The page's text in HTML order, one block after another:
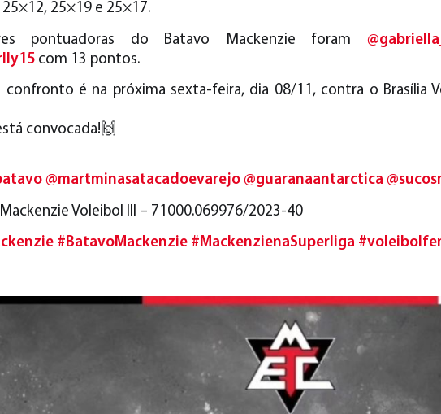
25×12, 25×19 e 25×17.
pontuadoras do Batavo Mackenzie foram
com 13 pontos.
confronto é na próxima sexta-feira, dia 08/11, contra o Brasília
convocada!🙌
@martminasatacadoevarejo @guaranaantarctica
Voleibol III – 71000.069976/2023-40
#BatavoMackenzie #MackenzienaSuperliga